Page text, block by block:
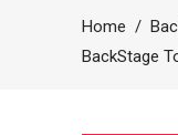
Home /
BackStage